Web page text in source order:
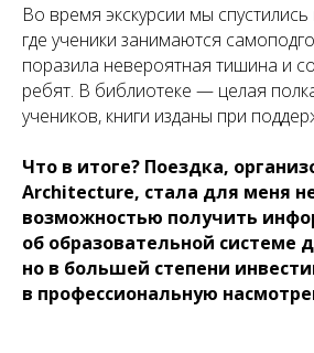
Во время экскурсии мы
где ученики занимаются
поразила невероятная тишина и
ребят. В библиотеке — целая
учеников, книги изданы при
Что в итоге? Поездка,
Architecture, стала для меня
возможностью получить
об образовательной системе
но в большей степени
в профессиональную